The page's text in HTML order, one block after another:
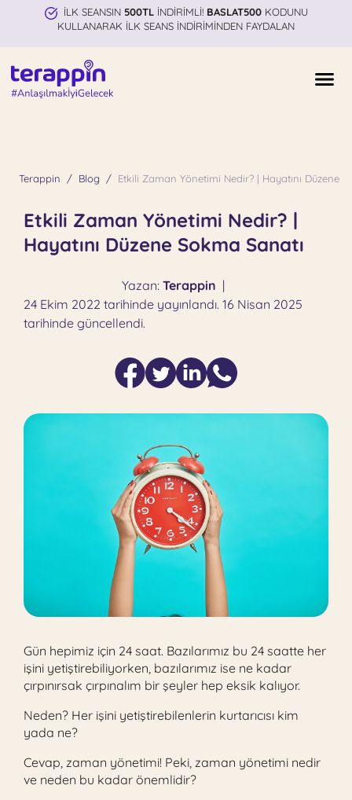
İLK SEANSIN 500TLİNDİRİMLİ! BASLAT500KODUNU
KULLANARAK İLK SEANS İNDİRİMİNDEN FAYDALAN
Terappin Blog Etkili Zaman Yönetimi Nedir? | Hayatını Düzene
Etkili Zaman Yönetimi Nedir? |
Hayatını Düzene Sokma Sanatı
Yazan: Terappin |
24 Ekim 2022 tarihinde yayınlandı. 16 Nisan 2025
tarihinde güncellendi.
Gün hepimiz için 24 saat. Bazılarımız bu 24 saatte her
işini yetiştirebiliyorken, bazılarımız ise ne kadar
çırpınırsak çırpınalım bir şeyler hep eksik kalıyor.
Neden? Her işini yetiştirebilenlerin kurtarıcısı kim
yada ne?
Cevap, zaman yönetimi! Peki, zaman yönetimi nedir
ve neden bu kadar önemlidir?